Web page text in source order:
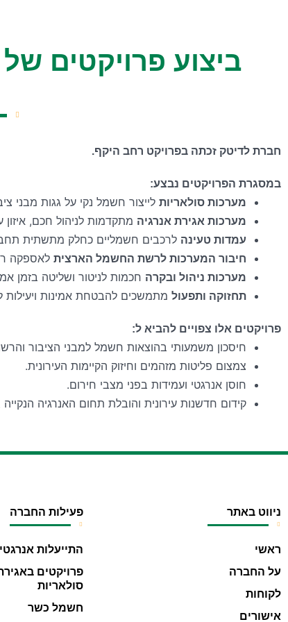
ביצוע פרויקטים
חברת לדיטק זכתה בפרויקט רחב היקף.
במסגרת הפרויקטים נבצע:
מערכות סולאריות לייצור חשמל נקי על גגות מבני
מערכות אגירת אנרגיה מתקדמות לניהול חכם,
עמדות טעינה לרכבים חשמליים כחלק מתשתית
חיבור המערכות לרשת החשמל הארצית לאספקה
מערכות ניהול ובקרה חכמות לניטור ושליטה בזמן
תחזוקה ותפעול מתמשכים להבטחת אמינות ויעילות
פרויקטים אלו צפויים להביא ל:
חיסכון משמעותי בהוצאות חשמל למבני הציבור
צמצום פליטות מזהמים וחיזוק הקיימות העירונית.
חוסן אנרגטי ועמידות בפני מצבי חירום.
קידום חדשנות עירונית והובלת תחום האנרגיה
ניווט באתר
ראשי
על החברה
לקוחות
אישורים
פעילות החברה
התייעלות
פרויקטים
סולאריות
חשמל כשר